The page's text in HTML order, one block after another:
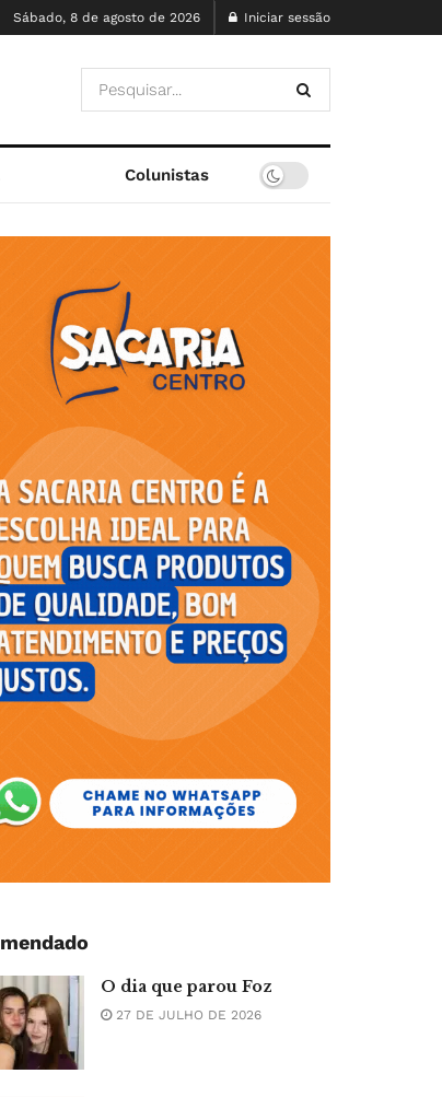
Sábado, 8 de agosto de 2026 Iniciar sessão
Colunistas
O dia que parou Foz
27 DE JULHO DE 2026